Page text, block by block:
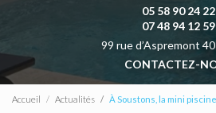
05 58 90 24 22
07 48 94 12 59
99 rue d’Aspremont
CONTACTEZ-
Accueil Actualités À Soustons, la mini